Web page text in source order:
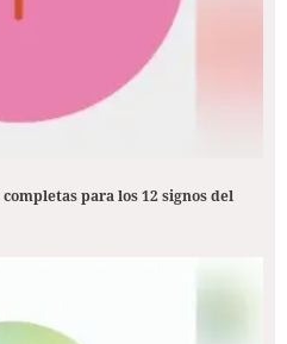
para los 12 signos del